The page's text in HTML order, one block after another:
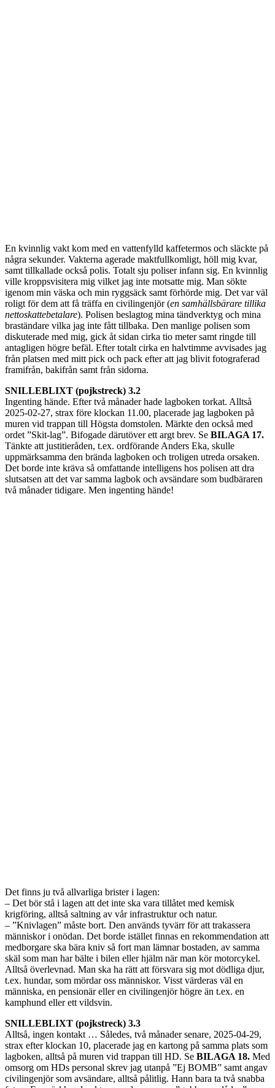
En kvinnlig vakt kom med en vattenfylld kaffetermos och släckte på
några sekunder. Vakterna agerade maktfullkomligt, höll mig kvar,
samt tillkallade också polis. Totalt sju poliser infann sig. En kvinnlig
ville kroppsvisitera mig vilket jag inte motsatte mig. Man sökte
igenom min väska och min ryggsäck samt förhörde mig. Det var väl
roligt för dem att få träffa en civilingenjör (en samhällsbärare tillika
nettoskattebetalare). Polisen beslagtog mina tändverktyg och mina
braständare vilka jag inte fått tillbaka. Den manlige polisen som
diskuterade med mig, gick åt sidan cirka tio meter samt ringde till
antagligen högre befäl. Efter totalt cirka en halvtimme avvisades jag
från platsen med mitt pick och pack efter att jag blivit fotograferad
framifrån, bakifrån samt från sidorna.
SNILLEBLIXT (pojkstreck) 3.2
Ingenting hände. Efter två månader hade lagboken torkat. Alltså
2025-02-27, strax före klockan 11.00, placerade jag lagboken på
muren vid trappan till Högsta domstolen. Märkte den också med
ordet ”Skit-lag”. Bifogade därutöver ett argt brev. Se BILAGA 17.
Tänkte att justitieråden, t.ex. ordförande Anders Eka, skulle
uppmärksamma den brända lagboken och troligen utreda orsaken.
Det borde inte kräva så omfattande intelligens hos polisen att dra
slutsatsen att det var samma lagbok och avsändare som budbäraren
två månader tidigare. Men ingenting hände!
Det finns ju två allvarliga brister i lagen:
– Det bör stå i lagen att det inte ska vara tillåtet med kemisk
krigföring, alltså saltning av vår infrastruktur och natur.
– ”Knivlagen” måste bort. Den används tyvärr för att trakassera
människor i onödan. Det borde istället finnas en rekommendation att
medborgare ska bära kniv så fort man lämnar bostaden, av samma
skäl som man har bälte i bilen eller hjälm när man kör motorcykel.
Alltså överlevnad. Man ska ha rätt att försvara sig mot dödliga djur,
t.ex. hundar, som mördar oss människor. Visst värderas väl en
människa, en pensionär eller en civilingenjör högre än t.ex. en
kamphund eller ett vildsvin.
SNILLEBLIXT (pojkstreck) 3.3
Alltså, ingen kontakt … Således, två månader senare, 2025-04-29,
strax efter klockan 10, placerade jag en kartong på samma plats som
lagboken, alltså på muren vid trappan till HD. Se BILAGA 18. Med
omsorg om HDs personal skrev jag utanpå ”Ej BOMB” samt angav
civilingenjör som avsändare, alltså pålitlig. Hann bara ta två snabba